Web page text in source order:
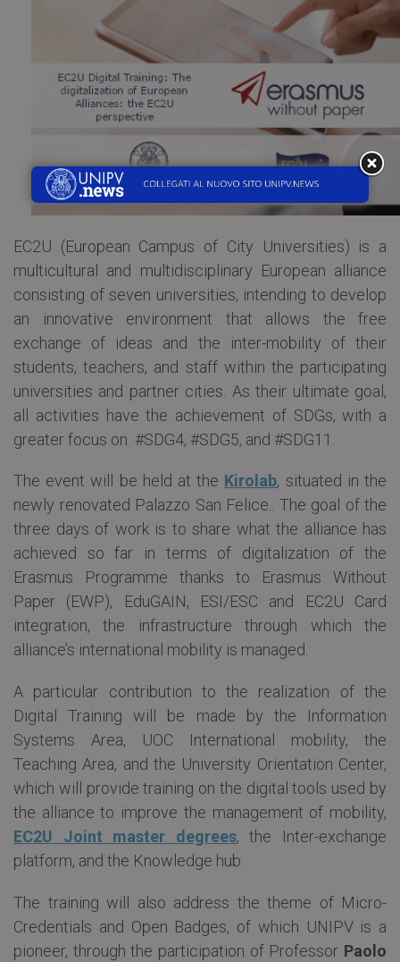
EC2U (European Campus of City Universities) is a
multicultural and multidisciplinary European alliance
consisting of seven universities, intending to develop
an innovative environment that allows the free
exchange of ideas and the inter-mobility of their
students, teachers, and staff within the participating
universities and partner cities. As their ultimate goal,
all activities have the achievement of SDGs, with a
greater focus on #SDG4, #SDG5, and #SDG11.
The event will be held at the Kirolab, situated in the
newly renovated Palazzo San Felice.. The goal of the
three days of work is to share what the alliance has
achieved so far in terms of digitalization of the
Erasmus Programme thanks to Erasmus Without
Paper (EWP), EduGAIN, ESI/ESC and EC2U Card
integration, the infrastructure through which the
alliance’s international mobility is managed.
A particular contribution to the realization of the
Digital Training will be made by the Information
Systems Area, UOC International mobility, the
Teaching Area, and the University Orientation Center,
which will provide training on the digital tools used by
the alliance to improve the management of mobility,
EC2U Joint master degrees, the Inter-exchange
platform, and the Knowledge hub.
The training will also address the theme of Micro-
Credentials and Open Badges, of which UNIPV is a
pioneer, through the participation of Professor Paolo